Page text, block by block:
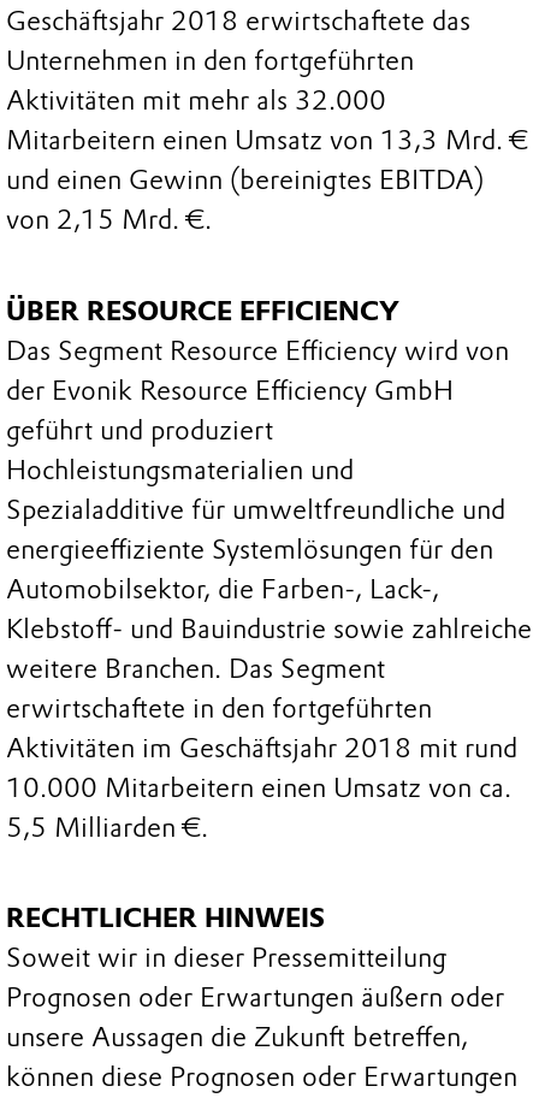
Geschäftsjahr 2018 erwirtschaftete das
Unternehmen in den fortgeführten
Aktivitäten mit mehr als 32.000
Mitarbeitern einen Umsatz von 13,3 Mrd. €
und einen Gewinn (bereinigtes EBITDA)
von 2,15 Mrd. €.
ÜBER RESOURCE EFFICIENCY
Das Segment Resource Efficiency wird von
der Evonik Resource Efficiency GmbH
geführt und produziert
Hochleistungsmaterialien und
Spezialadditive für umweltfreundliche und
energieeffiziente Systemlösungen für den
Automobilsektor, die Farben-, Lack-,
Klebstoff- und Bauindustrie sowie zahlreiche
weitere Branchen. Das Segment
erwirtschaftete in den fortgeführten
Aktivitäten im Geschäftsjahr 2018 mit rund
10.000 Mitarbeitern einen Umsatz von ca.
5,5 Milliarden €.
RECHTLICHER HINWEIS
Soweit wir in dieser Pressemitteilung
Prognosen oder Erwartungen äußern oder
unsere Aussagen die Zukunft betreffen,
können diese Prognosen oder Erwartungen